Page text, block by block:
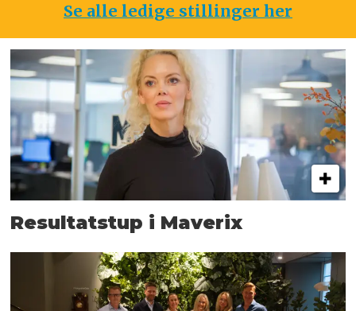
Se alle ledige stillinger her
Resultatstup i Maverix